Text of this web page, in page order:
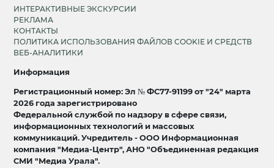
ИНТЕРАКТИВНЫЕ ЭКСКУРСИИ
РЕКЛАМА
КОНТАКТЫ
ПОЛИТИКА ИСПОЛЬЗОВАНИЯ ФАЙЛОВ COOKIE И СРЕДСТВ
ВЕБ-АНАЛИТИКИ
Информация
Регистрационный номер: Эл № ФС77-91199 от "24" марта
2026 года зарегистрировано
Федеральной службой по надзору в сфере связи,
информационных технологий и массовых
коммуникаций. Учредитель - ООО Информационная
компания "Медиа-Центр", АНО "Объединенная редакция
СМИ "Медиа Урала".